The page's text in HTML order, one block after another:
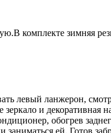
комплекте зимняя
левый ланжерон,
и декоративная
обогрев
ей. Готов